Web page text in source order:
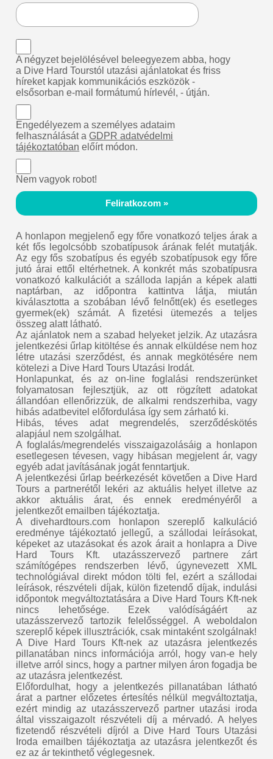
A négyzet bejelölésével beleegyezem abba, hogy
a Dive Hard Tourstól utazási ajánlatokat és friss
híreket kapjak kommunikációs eszközök -
elsősorban e-mail formátumú hírlevél, - útján.
Engedélyezem a személyes adataim
felhasználását aGDPR adatvédelmi
tájékoztatóban előírt módon.
Nem vagyok robot!
Feliratkozom »
A honlapon megjelenő egy főre vonatkozó teljes árak a
két fős legolcsóbb szobatípusok árának felét mutatják.
Az egy fős szobatípus és egyéb szobatípusok egy főre
jutó árai ettől eltérhetnek. A konkrét más szobatípusra
vonatkozó kalkulációt a szálloda lapján a képek alatti
naptárban, az időpontra kattintva látja, miután
kiválasztotta a szobában lévő felnőtt(ek) és esetleges
gyermek(ek) számát. A fizetési ütemezés a teljes
összeg alatt látható.
Az ajánlatok nem a szabad helyeket jelzik. Az utazásra
jelentkezési űrlap kitöltése és annak elküldése nem hoz
létre utazási szerződést, és annak megkötésére nem
kötelezi a Dive Hard Tours Utazási Irodát.
Honlapunkat, és az on-line foglalási rendszerünket
folyamatosan fejlesztjük, az ott rögzített adatokat
állandóan ellenőrizzük, de alkalmi rendszerhiba, vagy
hibás adatbevitel előfordulása így sem zárható ki.
Hibás, téves adat megrendelés, szerződéskötés
alapjául nem szolgálhat.
A foglalás/megrendelés visszaigazolásáig a honlapon
esetlegesen tévesen, vagy hibásan megjelent ár, vagy
egyéb adat javításának jogát fenntartjuk.
A jelentkezési űrlap beérkezését követően a Dive Hard
Tours a partnerétől lekéri az aktuális helyet illetve az
akkor aktuális árat, és ennek eredményéről a
jelentkezőt emailben tájékoztatja.
A divehardtours.com honlapon szereplő kalkuláció
eredménye tájékoztató jellegű, a szállodai leírásokat,
képeket az utazásokat és azok árait a honlapra a Dive
Hard Tours Kft. utazásszervező partnere zárt
számítógépes rendszerben lévő, úgynevezett XML
technológiával direkt módon tölti fel, ezért a szállodai
leírások, részvételi díjak, külön fizetendő díjak, indulási
időpontok megváltoztatására a Dive Hard Tours Kft-nek
nincs lehetősége. Ezek valódíságáért az
utazásszervező tartozik felelősséggel. A weboldalon
szereplő képek illusztrációk, csak mintaként szolgálnak!
A Dive Hard Tours Kft-nek az utazásra jelentkezés
pillanatában nincs információja arról, hogy van-e hely
illetve arról sincs, hogy a partner milyen áron fogadja be
az utazásra jelentkezést.
Előfordulhat, hogy a jelentkezés pillanatában látható
árat a partner előzetes értesítés nélkül megváltoztatja,
ezért mindig az utazásszervező partner utazási iroda
által visszaigazolt részvételi díj a mérvadó. A helyes
fizetendő részvételi díjról a Dive Hard Tours Utazási
Iroda emailben tájékoztatja az utazásra jelentkezőt és
ez az ár tekinthető véglegesnek.